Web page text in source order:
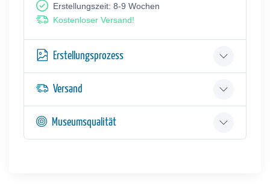
Erstellungszeit: 8-9 Wochen
Kostenloser Versand!
Erstellungsprozess
Versand
Museumsqualität